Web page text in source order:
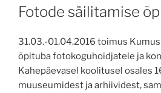
ON
Fotode säilitamise
31.03.-01.04.2016 toimus
õpituba fotokoguhoidjatele ja
Kahepäevasel koolitusel osales
muuseumidest ja arhiividest,